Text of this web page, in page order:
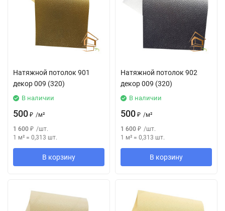
Натяжной потолок 901
декор 009 (320)
В наличии
500 ₽ /м²
1 600 ₽ /шт.
1 м² = 0,313 шт.
В корзину
Натяжной потолок 902
декор 009 (320)
В наличии
500 ₽ /м²
1 600 ₽ /шт.
1 м² = 0,313 шт.
В корзину